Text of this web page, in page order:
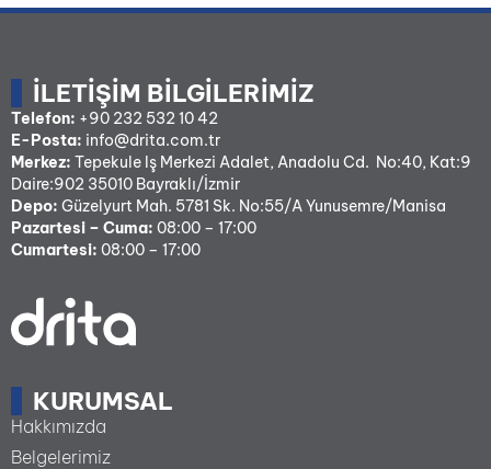
İLETIŞIM BILGILERIMIZ
Telefon: +90 232 532 10 42
E-Posta: info@drita.com.tr
Merkez: Tepekule Iş Merkezi Adalet, Anadolu Cd. No:40, Kat:9
Daire:902 35010 Bayraklı/İzmir
Depo: Güzelyurt Mah. 5781 Sk. No:55/A Yunusemre/Manisa
Pazartesi – Cuma: 08:00 – 17:00
Cumartesi: 08:00 – 17:00
KURUMSAL
Hakkımızda
Belgelerimiz